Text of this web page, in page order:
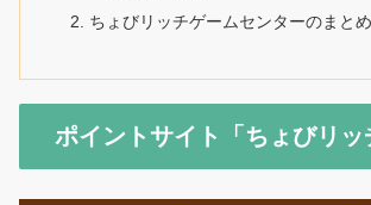
ちょびリッチゲームセンターのまとめ
ポイントサイト「ちょびリッ